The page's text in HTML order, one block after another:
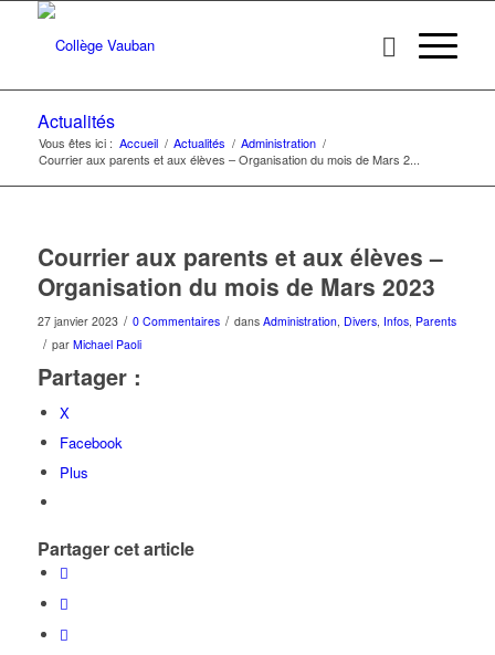
Actualités
Vous êtes ici : Accueil / Actualités / Administration /
Courrier aux parents et aux élèves – Organisation du mois de Mars 2...
Courrier aux parents et aux élèves –
Organisation du mois de Mars 2023
27 janvier 2023 / 0 Commentaires / dans Administration, Divers, Infos, Parents
/ par Michael Paoli
Partager :
X
Facebook
Plus
Partager cet article